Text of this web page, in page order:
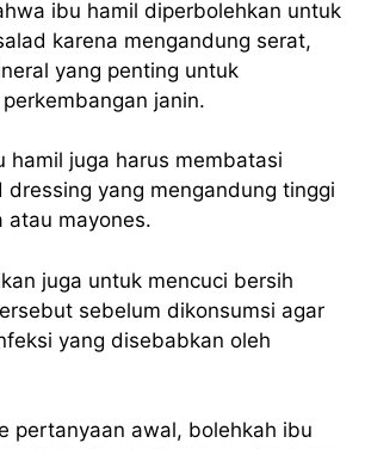
ibu hamil diperbolehkan untuk
karena mengandung serat,
yang penting untuk
janin.
hamil juga harus membatasi
dressing yang mengandung tinggi
atau mayones.
juga untuk mencuci bersih
sebelum dikonsumsi agar
yang disebabkan oleh
pertanyaan awal, bolehkah ibu